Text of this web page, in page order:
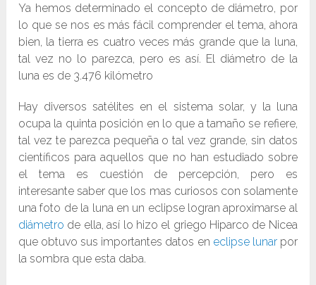
Ya hemos determinado el concepto de diámetro, por
lo que se nos es más fácil comprender el tema, ahora
bien, la tierra es cuatro veces más grande que la luna,
tal vez no lo parezca, pero es así. El diámetro de la
luna es de 3.476 kilómetro
Hay diversos satélites en el sistema solar, y la luna
ocupa la quinta posición en lo que a tamaño se refiere,
tal vez te parezca pequeña o tal vez grande, sin datos
científicos para aquellos que no han estudiado sobre
el tema es cuestión de percepción, pero es
interesante saber que los mas curiosos con solamente
una foto de la luna en un eclipse logran aproximarse al
diámetro de ella, así lo hizo el griego Hiparco de Nicea
que obtuvo sus importantes datos en eclipse lunarpor
la sombra que esta daba.